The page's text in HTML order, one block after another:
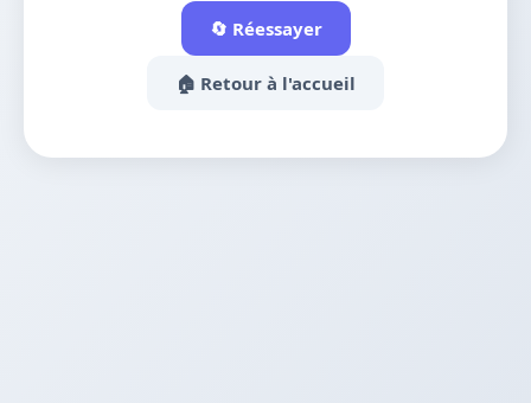
🔄 Réessayer
🏠 Retour à l'accueil